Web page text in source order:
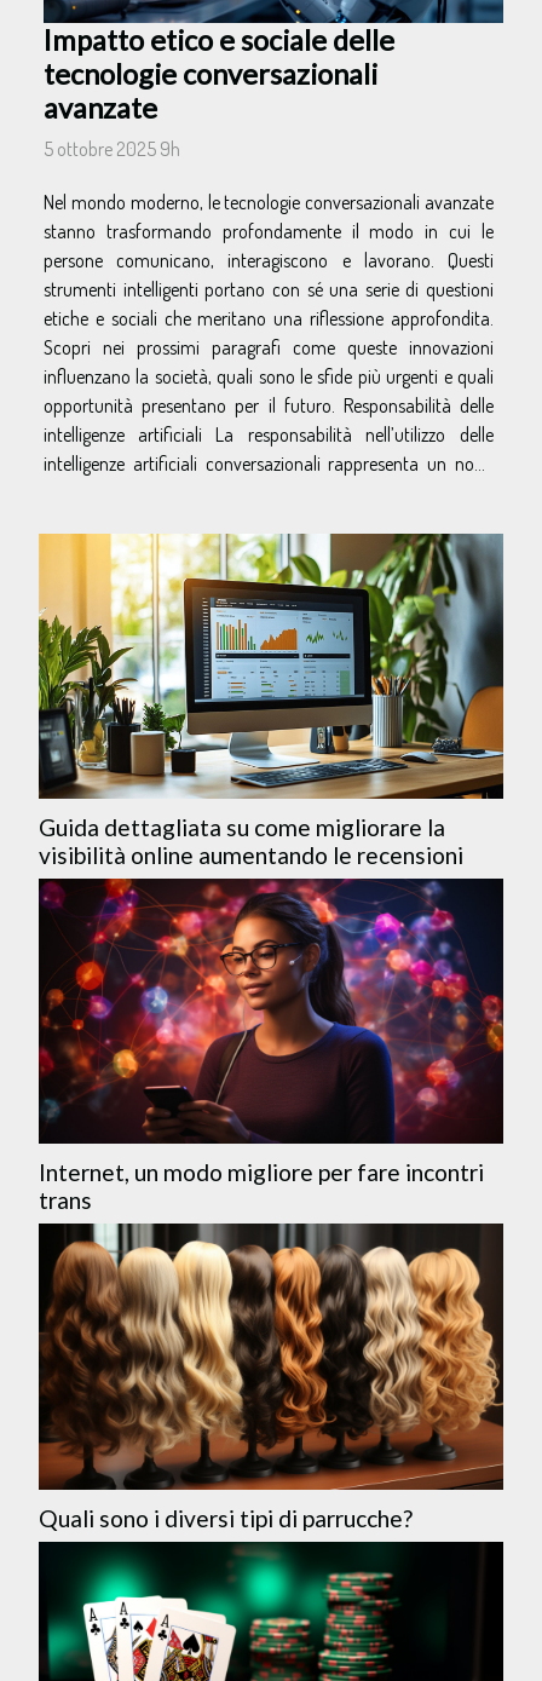
Impatto etico e sociale delle
tecnologie conversazionali
avanzate
5 ottobre 2025 9h
Nel mondo moderno, le tecnologie conversazionali avanzate
stanno trasformando profondamente il modo in cui le
persone comunicano, interagiscono e lavorano. Questi
strumenti intelligenti portano con sé una serie di questioni
etiche e sociali che meritano una riflessione approfondita.
Scopri nei prossimi paragrafi come queste innovazioni
influenzano la società, quali sono le sfide più urgenti e quali
opportunità presentano per il futuro. Responsabilità delle
intelligenze artificiali La responsabilità nell’utilizzo delle
intelligenze artificiali conversazionali rappresenta un nodo
Guida dettagliata su come migliorare la
visibilità online aumentando le recensioni
Internet, un modo migliore per fare incontri
trans
Quali sono i diversi tipi di parrucche?